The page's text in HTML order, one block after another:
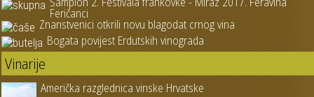
Feričanci
Znanstvenici otkrili novu blagodat crnog vina
Bogata povijest Erdutskih vinograda
Vinarije
Američka razglednica vinske Hrvatske